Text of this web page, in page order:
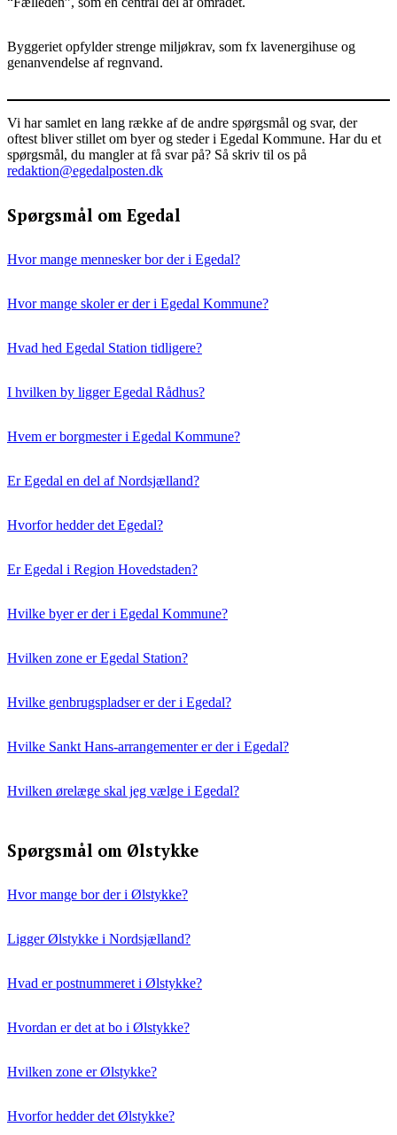
Byggeriet opfylder strenge miljøkrav, som fx lavenergihuse og
genanvendelse af regnvand.
Vi har samlet en lang række af de andre spørgsmål og svar, der
oftest bliver stillet om byer og steder i Egedal Kommune. Har du et
spørgsmål, du mangler at få svar på? Så skriv til os på
redaktion@egedalposten.dk
Spørgsmål om Egedal
Hvor mange mennesker bor der i Egedal?
Hvor mange skoler er der i Egedal Kommune?
Hvad hed Egedal Station tidligere?
I hvilken by ligger Egedal Rådhus?
Hvem er borgmester i Egedal Kommune?
Er Egedal en del af Nordsjælland?
Hvorfor hedder det Egedal?
Er Egedal i Region Hovedstaden?
Hvilke byer er der i Egedal Kommune?
Hvilken zone er Egedal Station?
Hvilke genbrugspladser er der i Egedal?
Hvilke Sankt Hans-arrangementer er der i Egedal?
Hvilken ørelæge skal jeg vælge i Egedal?
Spørgsmål om Ølstykke
Hvor mange bor der i Ølstykke?
Ligger Ølstykke i Nordsjælland?
Hvad er postnummeret i Ølstykke?
Hvordan er det at bo i Ølstykke?
Hvilken zone er Ølstykke?
Hvorfor hedder det Ølstykke?